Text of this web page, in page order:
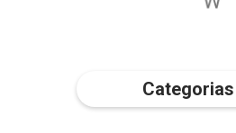
Categorias